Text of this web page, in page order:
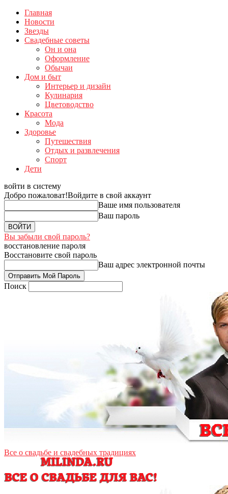
Главная
Новости
Звезды
Свадебные советы
Он и она
Оформление
Обычаи
Дом и быт
Интерьер и дизайн
Кулинария
Цветоводство
Красота
Мода
Здоровье
Путешествия
Отдых и развлечения
Спорт
Дети
войти в систему
Добро пожаловат!Войдите в свой аккаунт
Ваше имя пользователя
Ваш пароль
Вы забыли свой пароль?
восстановление пароля
Восстановите свой пароль
Ваш адрес электронной почты
Поиск
Все о свадьбе и свадебных традициях